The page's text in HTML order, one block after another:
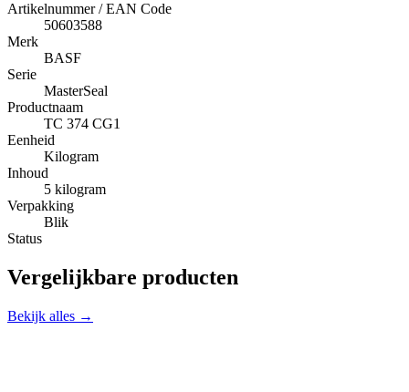
Artikelnummer / EAN Code
50603588
Merk
BASF
Serie
MasterSeal
Productnaam
TC 374 CG1
Eenheid
Kilogram
Inhoud
5 kilogram
Verpakking
Blik
Status
Vergelijkbare producten
Bekijk alles →